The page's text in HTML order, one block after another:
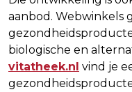
aanbod. Webwinkels
biologische en
vitatheek.nl vind je